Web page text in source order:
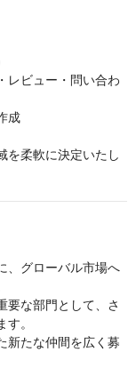
レビュー・問い合わ
成
を柔軟に決定いたし
、グローバル市場へ
要な部門として、さ
。
新たな仲間を広く募